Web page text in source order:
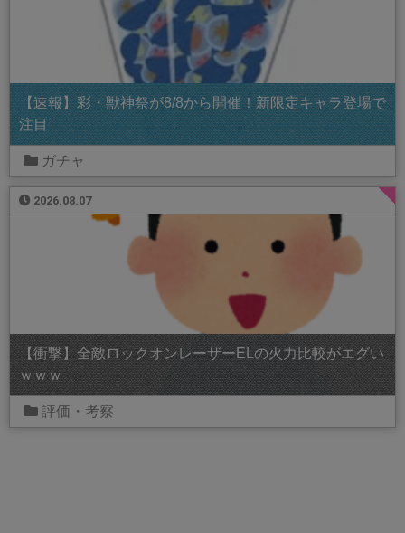
【速報】彩・獣神祭が8/8から開催！新限定キャラ登場で
注目
ガチャ
2026.08.07
【衝撃】全敵ロックオンレーザーELの火力比較がエグい
ｗｗｗ
評価・考察